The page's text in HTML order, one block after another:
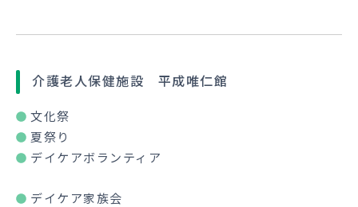
介護老人保健施設 平成唯仁館
文化祭
夏祭り
デイケアボランティア
デイケア家族会